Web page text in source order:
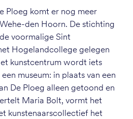
Ploeg komt er nog meer
den Hoorn. De stichting
voormalige Sint
Hogelandcollege gelegen
kunstcentrum wordt iets
museum: in plaats van een
De Ploeg alleen getoond en
Maria Bolt, vormt het
kunstenaarscollectief het